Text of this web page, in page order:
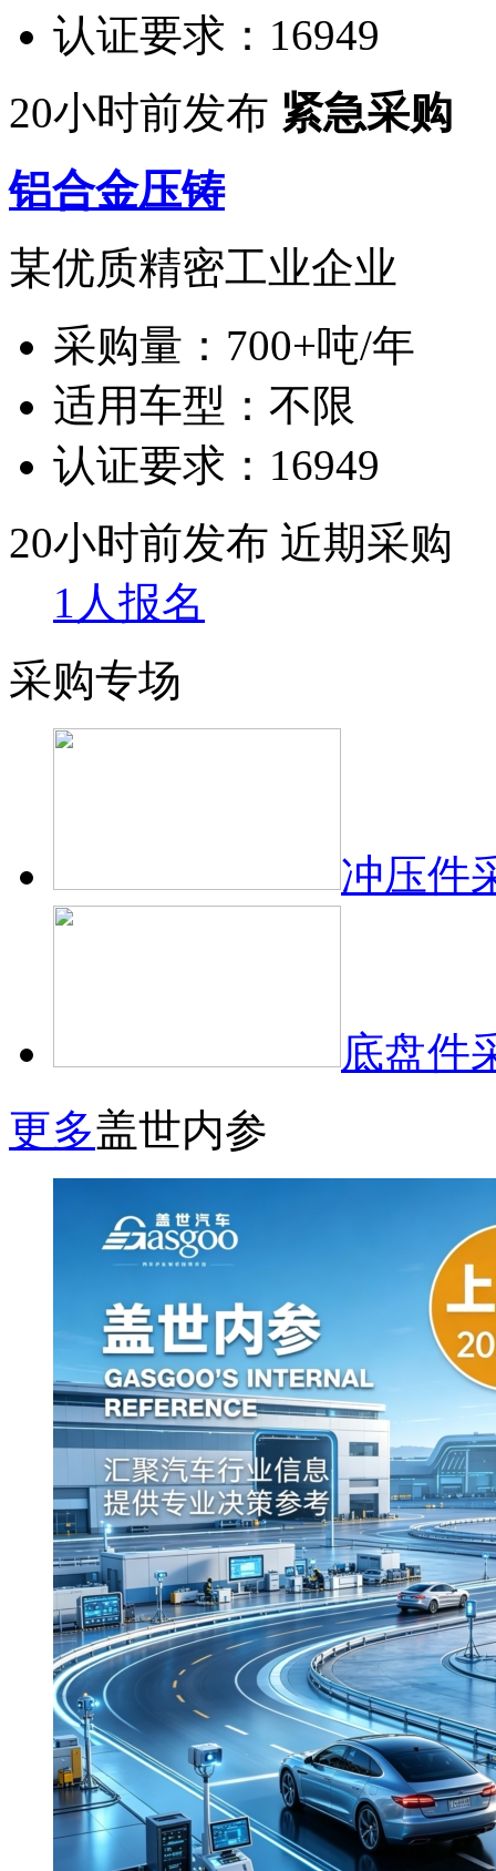
认证要求： 16949
20小时前发布 紧急采购
铝合金压铸
某优质精密工业企业
采购量： 700+吨/年
适用车型： 不限
认证要求： 16949
20小时前发布 近期采购
1人报名
采购专场
冲压件
底盘件
更多盖世内参